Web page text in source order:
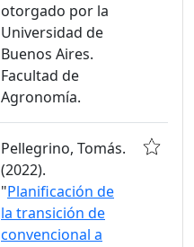
otorgado por la
Universidad de
Buenos Aires.
Facultad de
Agronomía.
Pellegrino, Tomás.
(2022).
"Planificación de
la transición de
convencional a